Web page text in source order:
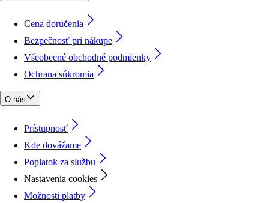
Cena doručenia
Bezpečnosť pri nákupe
Všeobecné obchodné podmienky
Ochrana súkromia
O nás
Prístupnosť
Kde dovážame
Poplatok za službu
Nastavenia cookies
Možnosti platby